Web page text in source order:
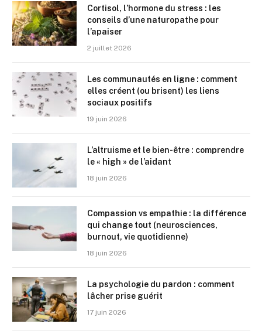
Cortisol, l’hormone du stress : les
conseils d’une naturopathe pour
l’apaiser
2 juillet 2026
Les communautés en ligne : comment
elles créent (ou brisent) les liens
sociaux positifs
19 juin 2026
L’altruisme et le bien-être : comprendre
le « high » de l’aidant
18 juin 2026
Compassion vs empathie : la différence
qui change tout (neurosciences,
burnout, vie quotidienne)
18 juin 2026
La psychologie du pardon : comment
lâcher prise guérit
17 juin 2026